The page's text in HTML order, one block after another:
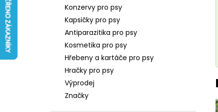
Konzervy pro psy
Kapsičky pro psy
Antiparazitika pro psy
Kosmetika pro psy
Hřebeny a kartáče pro psy
Hračky pro psy
Výprodej
Značky